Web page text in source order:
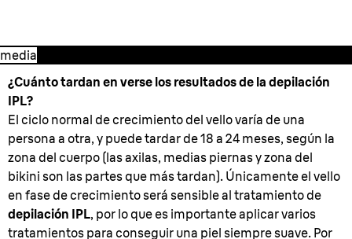
media
¿Cuánto tardan en verse los resultados de la depilación
IPL?
El ciclo normal de crecimiento del vello varía de una
persona a otra, y puede tardar de 18 a 24 meses, según la
zona del cuerpo (las axilas, medias piernas y zona del
bikini son las partes que más tardan). Únicamente el vello
en fase de crecimiento será sensible al tratamiento de
depilación IPL, por lo que es importante aplicar varios
tratamientos para conseguir una piel siempre suave. Por